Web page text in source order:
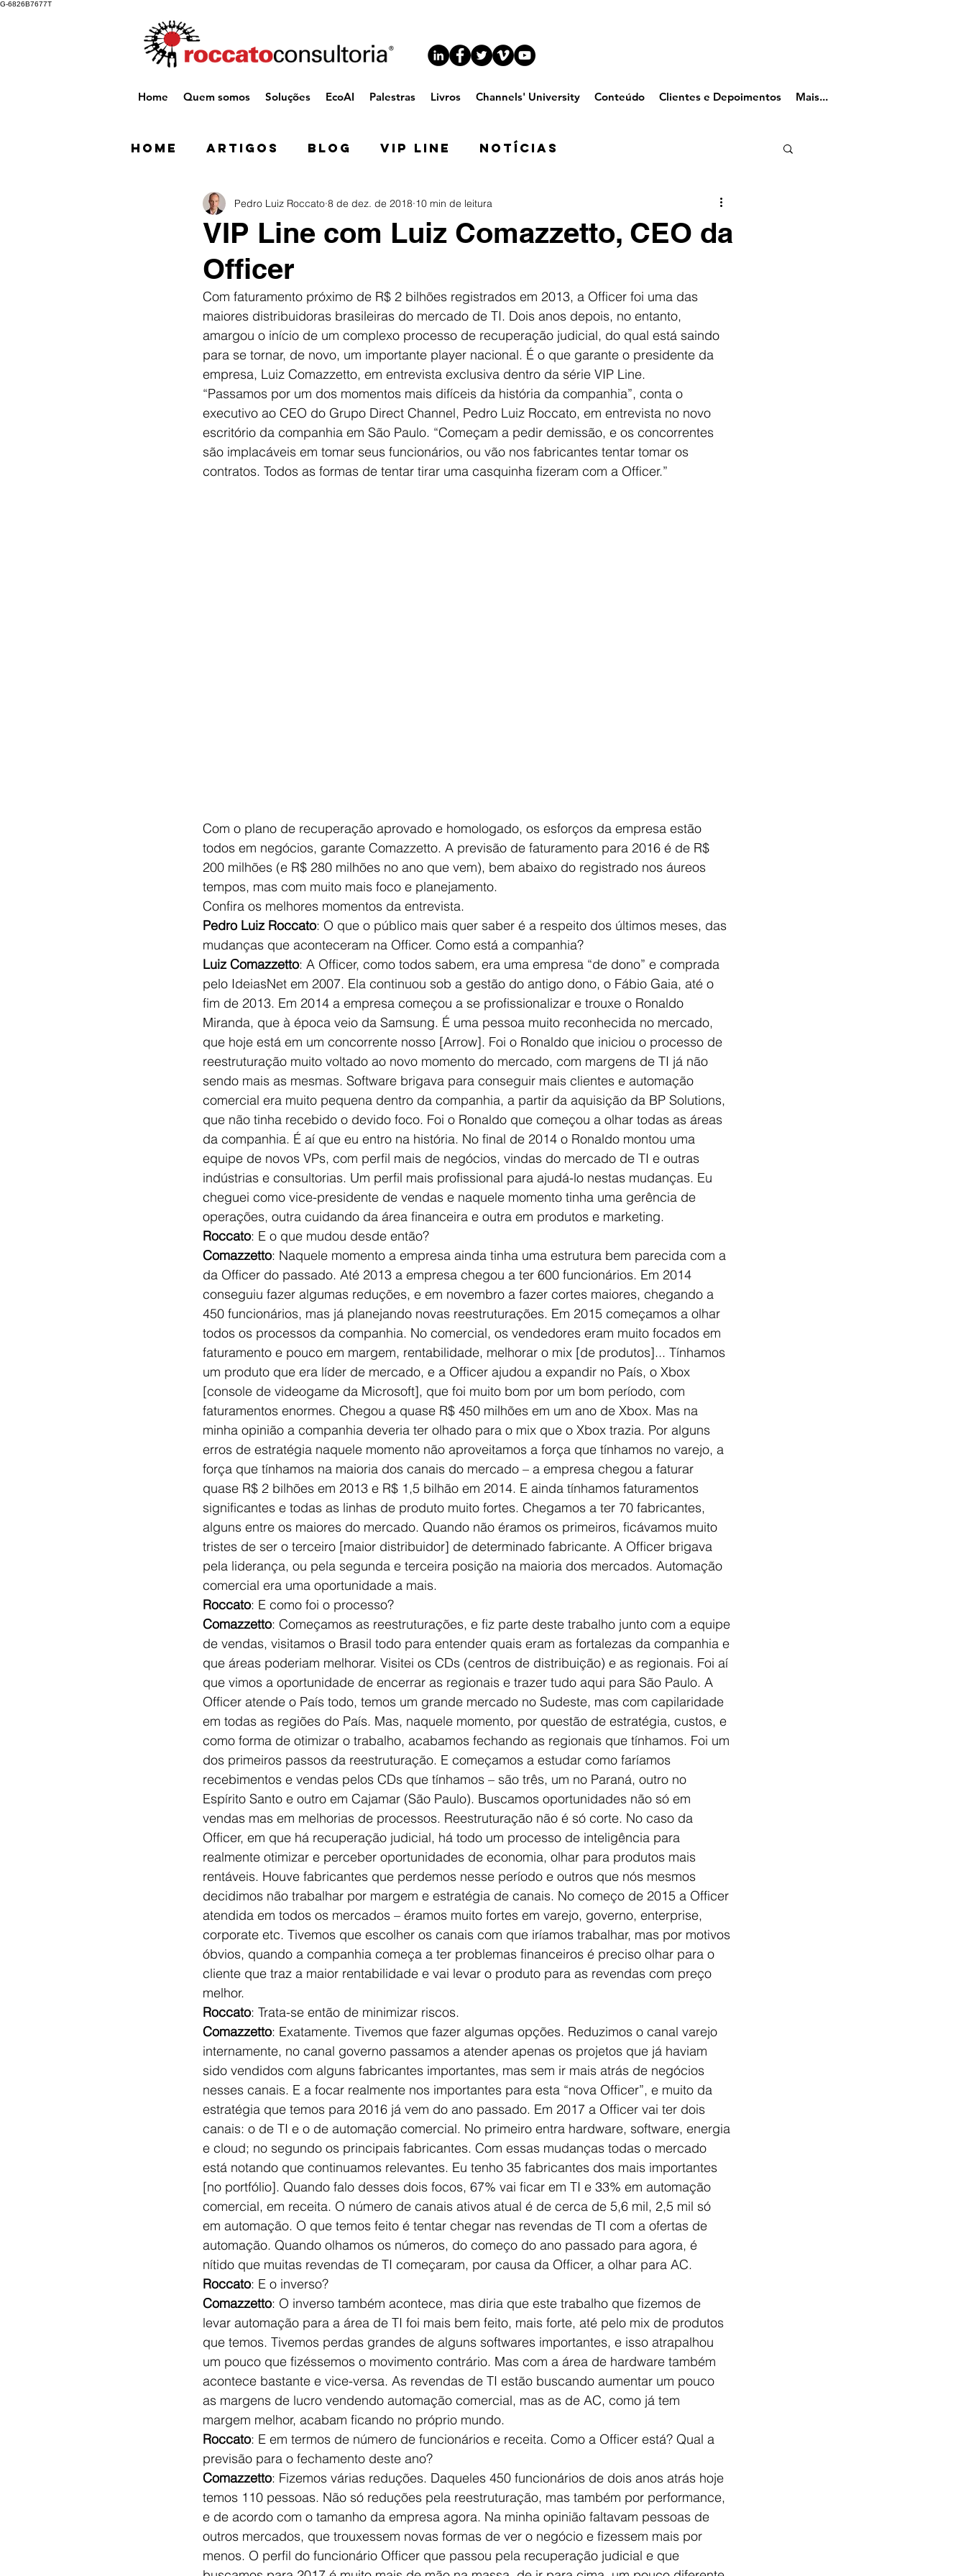
G-6826B7677T
Home Quem somos Soluções EcoAI Palestras Livros Channels' University Conteúdo Clientes e Depoimentos Mais...
Home Artigos Blog VIP Line Notícias
VIP Line com Luiz Comazzetto, CEO da
Officer
Pedro Luiz Roccato 8 de dez. de 2018 10 min de leitura
Com faturamento próximo de R$ 2 bilhões registrados em 2013, a Officer foi uma das
maiores distribuidoras brasileiras do mercado de TI. Dois anos depois, no entanto,
amargou o início de um complexo processo de recuperação judicial, do qual está saindo
para se tornar, de novo, um importante player nacional. É o que garante o presidente da
empresa, Luiz Comazzetto, em entrevista exclusiva dentro da série VIP Line.
“Passamos por um dos momentos mais difíceis da história da companhia”, conta o
executivo ao CEO do Grupo Direct Channel, Pedro Luiz Roccato, em entrevista no novo
escritório da companhia em São Paulo. “Começam a pedir demissão, e os concorrentes
são implacáveis em tomar seus funcionários, ou vão nos fabricantes tentar tomar os
contratos. Todos as formas de tentar tirar uma casquinha fizeram com a Officer.”
Com o plano de recuperação aprovado e homologado, os esforços da empresa estão
todos em negócios, garante Comazzetto. A previsão de faturamento para 2016 é de R$
200 milhões (e R$ 280 milhões no ano que vem), bem abaixo do registrado nos áureos
tempos, mas com muito mais foco e planejamento.
Confira os melhores momentos da entrevista.
Pedro Luiz Roccato: O que o público mais quer saber é a respeito dos últimos meses, das
mudanças que aconteceram na Officer. Como está a companhia?
Luiz Comazzetto: A Officer, como todos sabem, era uma empresa “de dono” e comprada
pelo IdeiasNet em 2007. Ela continuou sob a gestão do antigo dono, o Fábio Gaia, até o
fim de 2013. Em 2014 a empresa começou a se profissionalizar e trouxe o Ronaldo
Miranda, que à época veio da Samsung. É uma pessoa muito reconhecida no mercado,
que hoje está em um concorrente nosso [Arrow]. Foi o Ronaldo que iniciou o processo de
reestruturação muito voltado ao novo momento do mercado, com margens de TI já não
sendo mais as mesmas. Software brigava para conseguir mais clientes e automação
comercial era muito pequena dentro da companhia, a partir da aquisição da BP Solutions,
que não tinha recebido o devido foco. Foi o Ronaldo que começou a olhar todas as áreas
da companhia. É aí que eu entro na história. No final de 2014 o Ronaldo montou uma
equipe de novos VPs, com perfil mais de negócios, vindas do mercado de TI e outras
indústrias e consultorias. Um perfil mais profissional para ajudá-lo nestas mudanças. Eu
cheguei como vice-presidente de vendas e naquele momento tinha uma gerência de
operações, outra cuidando da área financeira e outra em produtos e marketing.
Roccato: E o que mudou desde então?
Comazzetto: Naquele momento a empresa ainda tinha uma estrutura bem parecida com a
da Officer do passado. Até 2013 a empresa chegou a ter 600 funcionários. Em 2014
conseguiu fazer algumas reduções, e em novembro a fazer cortes maiores, chegando a
450 funcionários, mas já planejando novas reestruturações. Em 2015 começamos a olhar
todos os processos da companhia. No comercial, os vendedores eram muito focados em
faturamento e pouco em margem, rentabilidade, melhorar o mix [de produtos]... Tínhamos
um produto que era líder de mercado, e a Officer ajudou a expandir no País, o Xbox
[console de videogame da Microsoft], que foi muito bom por um bom período, com
faturamentos enormes. Chegou a quase R$ 450 milhões em um ano de Xbox. Mas na
minha opinião a companhia deveria ter olhado para o mix que o Xbox trazia. Por alguns
erros de estratégia naquele momento não aproveitamos a força que tínhamos no varejo, a
força que tínhamos na maioria dos canais do mercado – a empresa chegou a faturar
quase R$ 2 bilhões em 2013 e R$ 1,5 bilhão em 2014. E ainda tínhamos faturamentos
significantes e todas as linhas de produto muito fortes. Chegamos a ter 70 fabricantes,
alguns entre os maiores do mercado. Quando não éramos os primeiros, ficávamos muito
tristes de ser o terceiro [maior distribuidor] de determinado fabricante. A Officer brigava
pela liderança, ou pela segunda e terceira posição na maioria dos mercados. Automação
comercial era uma oportunidade a mais.
Roccato: E como foi o processo?
Comazzetto: Começamos as reestruturações, e fiz parte deste trabalho junto com a equipe
de vendas, visitamos o Brasil todo para entender quais eram as fortalezas da companhia e
que áreas poderiam melhorar. Visitei os CDs (centros de distribuição) e as regionais. Foi aí
que vimos a oportunidade de encerrar as regionais e trazer tudo aqui para São Paulo. A
Officer atende o País todo, temos um grande mercado no Sudeste, mas com capilaridade
em todas as regiões do País. Mas, naquele momento, por questão de estratégia, custos, e
como forma de otimizar o trabalho, acabamos fechando as regionais que tínhamos. Foi um
dos primeiros passos da reestruturação. E começamos a estudar como faríamos
recebimentos e vendas pelos CDs que tínhamos – são três, um no Paraná, outro no
Espírito Santo e outro em Cajamar (São Paulo). Buscamos oportunidades não só em
vendas mas em melhorias de processos. Reestruturação não é só corte. No caso da
Officer, em que há recuperação judicial, há todo um processo de inteligência para
realmente otimizar e perceber oportunidades de economia, olhar para produtos mais
rentáveis. Houve fabricantes que perdemos nesse período e outros que nós mesmos
decidimos não trabalhar por margem e estratégia de canais. No começo de 2015 a Officer
atendida em todos os mercados – éramos muito fortes em varejo, governo, enterprise,
corporate etc. Tivemos que escolher os canais com que iríamos trabalhar, mas por motivos
óbvios, quando a companhia começa a ter problemas financeiros é preciso olhar para o
cliente que traz a maior rentabilidade e vai levar o produto para as revendas com preço
melhor.
Roccato: Trata-se então de minimizar riscos.
Comazzetto: Exatamente. Tivemos que fazer algumas opções. Reduzimos o canal varejo
internamente, no canal governo passamos a atender apenas os projetos que já haviam
sido vendidos com alguns fabricantes importantes, mas sem ir mais atrás de negócios
nesses canais. E a focar realmente nos importantes para esta “nova Officer”, e muito da
estratégia que temos para 2016 já vem do ano passado. Em 2017 a Officer vai ter dois
canais: o de TI e o de automação comercial. No primeiro entra hardware, software, energia
e cloud; no segundo os principais fabricantes. Com essas mudanças todas o mercado
está notando que continuamos relevantes. Eu tenho 35 fabricantes dos mais importantes
[no portfólio]. Quando falo desses dois focos, 67% vai ficar em TI e 33% em automação
comercial, em receita. O número de canais ativos atual é de cerca de 5,6 mil, 2,5 mil só
em automação. O que temos feito é tentar chegar nas revendas de TI com a ofertas de
automação. Quando olhamos os números, do começo do ano passado para agora, é
nítido que muitas revendas de TI começaram, por causa da Officer, a olhar para AC.
Roccato: E o inverso?
Comazzetto: O inverso também acontece, mas diria que este trabalho que fizemos de
levar automação para a área de TI foi mais bem feito, mais forte, até pelo mix de produtos
que temos. Tivemos perdas grandes de alguns softwares importantes, e isso atrapalhou
um pouco que fizéssemos o movimento contrário. Mas com a área de hardware também
acontece bastante e vice-versa. As revendas de TI estão buscando aumentar um pouco
as margens de lucro vendendo automação comercial, mas as de AC, como já tem
margem melhor, acabam ficando no próprio mundo.
Roccato: E em termos de número de funcionários e receita. Como a Officer está? Qual a
previsão para o fechamento deste ano?
Comazzetto: Fizemos várias reduções. Daqueles 450 funcionários de dois anos atrás hoje
temos 110 pessoas. Não só reduções pela reestruturação, mas também por performance,
e de acordo com o tamanho da empresa agora. Na minha opinião faltavam pessoas de
outros mercados, que trouxessem novas formas de ver o negócio e fizessem mais por
menos. O perfil do funcionário Officer que passou pela recuperação judicial e que